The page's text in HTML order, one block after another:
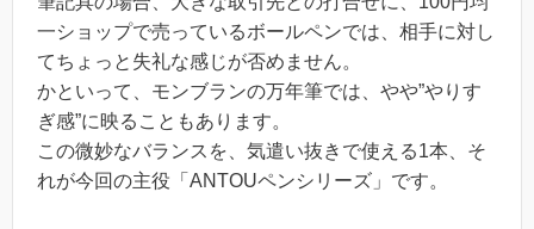
一ショップで売っているボールペンでは、相手に対し
てちょっと失礼な感じが否めません。
かといって、モンブランの万年筆では、やや”やりす
ぎ感”に映ることもあります。
この微妙なバランスを、気遣い抜きで使える1本、そ
れが今回の主役「ANTOUペンシリーズ」です。